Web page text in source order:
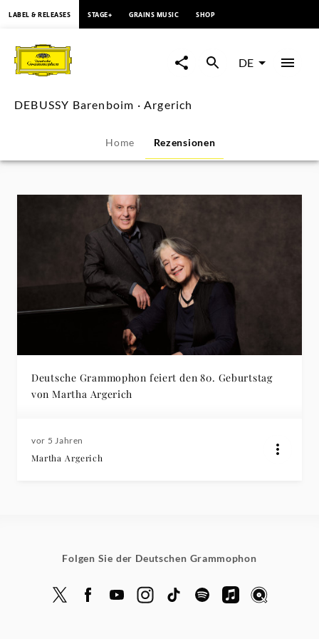
DEBUSSY
Barenboim
-
Rezensionen
Deutsche
Grammophon
LABEL & RELEASES STAGE+ GRAINS MUSIC SHOP
DE
DEBUSSY Barenboim · Argerich
Home Rezensionen
Deutsche Grammophon feiert den 80. Geburtstag
von Martha Argerich
vor 5 Jahren
Martha Argerich
Folgen Sie der Deutschen Grammophon